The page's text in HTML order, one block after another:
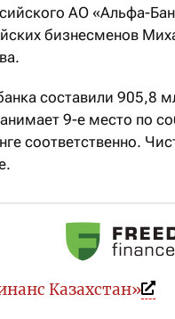
АО «Альфа-
бизнесменов
составили 905,8
9-е место по
соответственно.
Казахстан»